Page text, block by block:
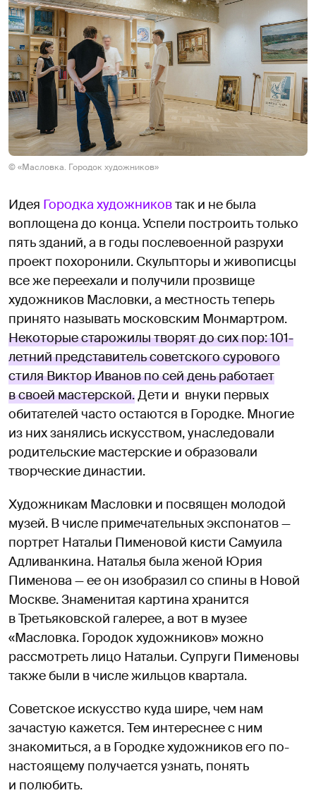
© «Масловка. Городок художников»
Идея Городка художниковтак и не была
воплощена до конца. Успели построить только
пять зданий, а в годы послевоенной разрухи
проект похоронили. Скульпторы и живописцы
все же переехали и получили прозвище
художников Масловки, а местность теперь
принято называть московским Монмартром.
Некоторые старожилы творят до сих пор: 101-
летний представитель советского сурового
стиля Виктор Иванов по сей день работает
в своей мастерской.Дети и внуки первых
обитателей часто остаются в Городке. Многие
из них занялись искусством, унаследовали
родительские мастерские и образовали
творческие династии.
Художникам Масловки и посвящен молодой
музей. В числе примечательных экспонатов —
портрет Натальи Пименовой кисти Самуила
Адливанкина. Наталья была женой Юрия
Пименова — ее он изобразил со спины в Новой
Москве. Знаменитая картина хранится
в Третьяковской галерее, а вот в музее
«Масловка. Городок художников» можно
рассмотреть лицо Натальи. Супруги Пименовы
также были в числе жильцов квартала.
Советское искусство куда шире, чем нам
зачастую кажется. Тем интереснее с ним
знакомиться, а в Городке художников его по-
настоящему получается узнать, понять
и полюбить.